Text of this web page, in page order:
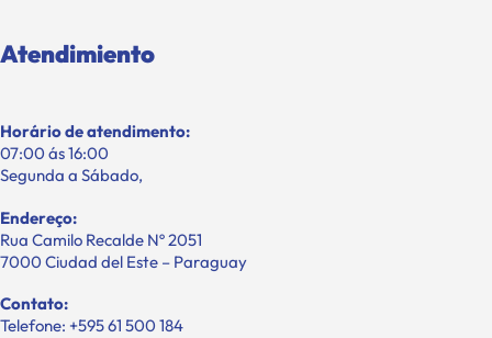
Atendimiento
Horário de atendimento:
07:00 ás 16:00
Segunda a Sábado,
Endereço:
Rua Camilo Recalde Nº 2051
7000 Ciudad del Este – Paraguay
Contato:
Telefone: +595 61 500 184